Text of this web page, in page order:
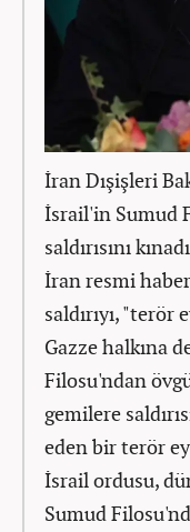
İran Dışişleri
İsrail'in Sumud
saldırısını
İran resmi
saldırıyı,
Gazze halkına
Filosu'ndan
gemilere
eden bir terör
İsrail ordusu,
Sumud